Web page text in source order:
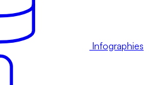
Infographies